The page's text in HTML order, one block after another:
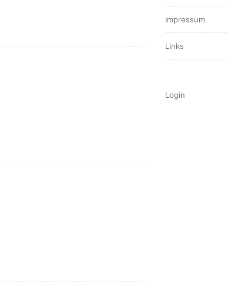
Impressum
Links
Login